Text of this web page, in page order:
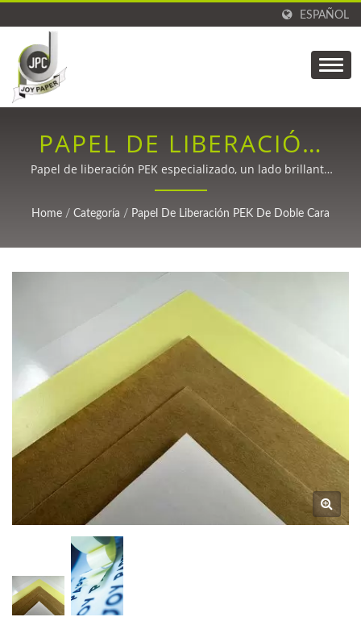
ESPAÑOL
PAPEL DE LIBERACIÓN
PEK DE DOBLE
ACABADO PREMIUM
PARA APLICACIONES
INDUSTRIALES
AVANZADAS
Papel de liberación PEK especializado, un lado brillante
y un lado mate, con superior impermeabilidad,
propiedades personalizables y un rendimiento
y de impresión en gran formato.
Home / Categoría / Papel De Liberación PEK De Doble Cara